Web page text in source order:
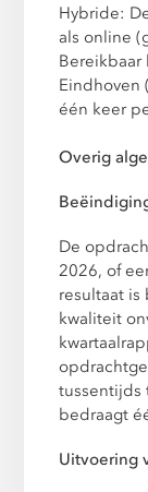
Hybride:
als online
Eindhoven
één keer
Overig
De
2026, of
resultaat
kwaliteit
tussentijds
bedraagt
Uitvoering